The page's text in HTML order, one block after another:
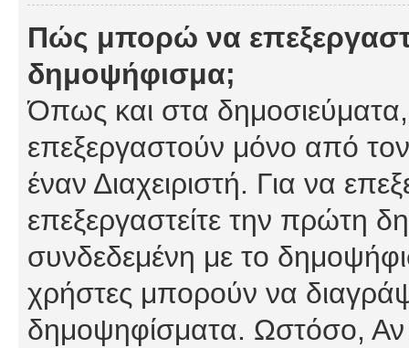
Πώς μπορώ να
δημοψήφισμα;
Όπως και στα
επεξεργαστούν μόνο από
έναν Διαχειριστή. Για να
επεξεργαστείτε την πρώτη
συνδεδεμένη με το
χρήστες μπορούν να
δημοψηφίσματα. Ωστόσο, Αν